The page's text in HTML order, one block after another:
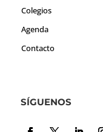
Colegios
Agenda
Contacto
SÍGUENOS